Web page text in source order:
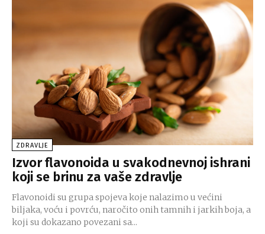
ZDRAVLJE
Izvor flavonoida u svakodnevnoj ishrani
koji se brinu za vaše zdravlje
Flavonoidi su grupa spojeva koje nalazimo u većini
biljaka, voću i povrću, naročito onih tamnih i jarkih boja, a
koji su dokazano povezani sa...